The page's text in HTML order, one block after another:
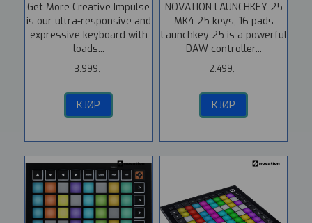
Get More Creative Impulse
is our ultra-responsive and
expressive keyboard with
loads...
3.999,-
KJØP
NOVATION LAUNCHKEY 25
MK4 25 keys, 16 pads
Launchkey 25 is a powerful
DAW controller...
2.499,-
KJØP